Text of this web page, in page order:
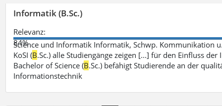
Informatik (B.Sc.)
Relevanz:
84%
Science und Informatik Informatik, Schwp. Kommunikation
KoSI (B.Sc.) alle Studiengänge zeigen [...] für den Einfluss
Bachelor of Science (B.Sc.) befähigt Studierende an der
Informationstechnik